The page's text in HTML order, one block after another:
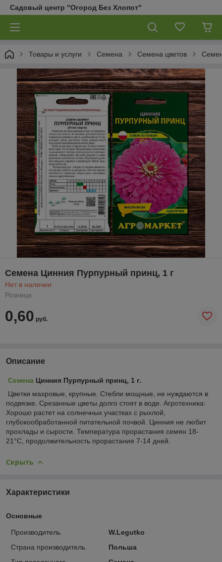
Садовый центр "Огород Без Хлопот"
Товары и услуги Семена Семена цветов
Семена Цинния Пурпурный принц, 1 г
Нет в наличии
Розница
0,60 руб.
Описание
Семена Цинния Пурпурный принц, 1 г.
Цветки махровые, крупные. Стебли мощные, не нуждаются в
подвязке. Срезанные цветы долго стоят в воде. Агротехника:
Хорошо растет на солнечных участках с рыхлой,
глубокообработанной питательной почвой. Цинния не любит
прохлады и сырости. Температура прорастания семян 18-
21°С, продолжительность прорастания 7-14 дней.
Скрыть
Характеристики
Основные
Производитель
W.Legutko
Страна производитель
Польша